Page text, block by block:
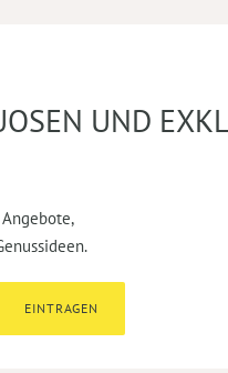
UND
EINTRAGEN